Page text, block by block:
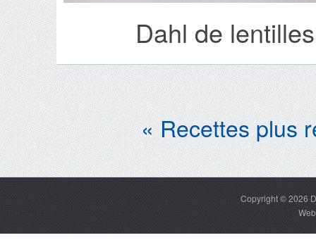
Dahl de
« Recettes plus
Copyright © 2026